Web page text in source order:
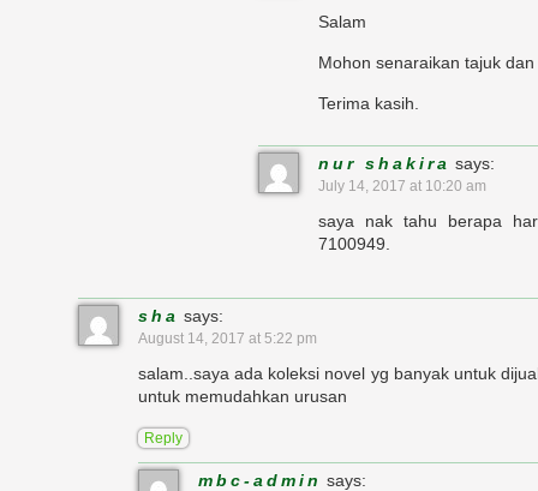
Salam
Mohon senaraikan tajuk
Terima kasih.
nur shakira says:
July 14, 2017 at 10:20 am
saya nak tahu berapa
7100949.
sha says:
August 14, 2017 at 5:22 pm
salam..saya ada koleksi novel yg banyak untuk
untuk memudahkan urusan
Reply
mbc-admin says: